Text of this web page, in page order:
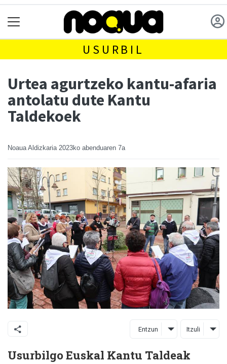
USURBIL
Urtea agurtzeko kantu-afaria
antolatu dute Kantu
Taldekoek
Noaua Aldizkaria 2023ko abenduaren 7a
Entzun Itzuli
Usurbilgo Euskal Kantu Taldeak